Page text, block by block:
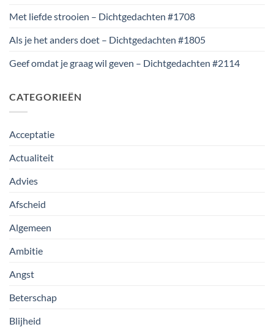
Met liefde strooien – Dichtgedachten #1708
Als je het anders doet – Dichtgedachten #1805
Geef omdat je graag wil geven – Dichtgedachten #2114
CATEGORIEËN
Acceptatie
Actualiteit
Advies
Afscheid
Algemeen
Ambitie
Angst
Beterschap
Blijheid